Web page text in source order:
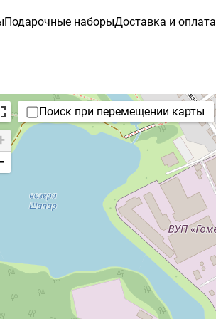
Подарочные наборыДоставка и оплата
Поиск при перемещении карты